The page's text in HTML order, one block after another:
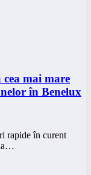
mai mare
în Benelux
rapide în curent